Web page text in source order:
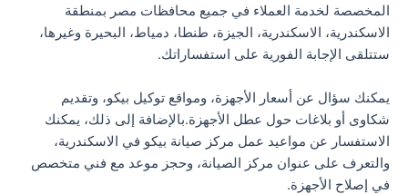
المخصصة لخدمة العملاء في جميع محافظات مصر بمنطقة
الاسكندرية، الاسكندرية، الجيزة، طنطا، دمياط، البحيرة وغيرها،
ستتلقى الإجابة الفورية على استفساراتك.
يمكنك سؤال عن أسعار الأجهزة، ومواقع توكيل بيكو، وتقديم
شكاوى أو بلاغات حول عطل الأجهزة.بالإضافة إلى ذلك، يمكنك
الاستفسار عن مواعيد عمل مركز صيانة بيكو في الاسكندرية،
والتعرف على عنوان مركز الصيانة، وحجز موعد مع فني متخصص
في إصلاح الأجهزة.